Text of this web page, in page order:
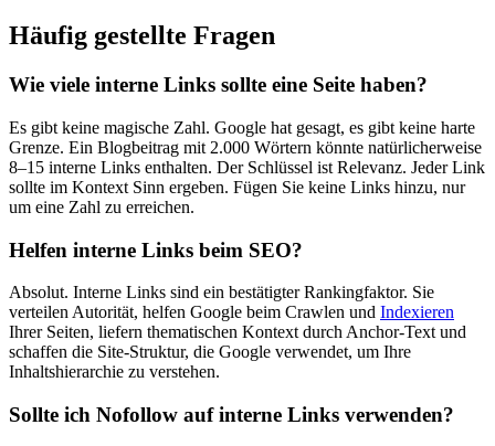
Häufig gestellte Fragen
Wie viele interne Links sollte eine Seite haben?
Es gibt keine magische Zahl. Google hat gesagt, es gibt keine harte
Grenze. Ein Blogbeitrag mit 2.000 Wörtern könnte natürlicherweise
8–15 interne Links enthalten. Der Schlüssel ist Relevanz. Jeder Link
sollte im Kontext Sinn ergeben. Fügen Sie keine Links hinzu, nur
um eine Zahl zu erreichen.
Helfen interne Links beim SEO?
Absolut. Interne Links sind ein bestätigter Rankingfaktor. Sie
verteilen Autorität, helfen Google beim Crawlen und Indexieren
Ihrer Seiten, liefern thematischen Kontext durch Anchor-Text und
schaffen die Site-Struktur, die Google verwendet, um Ihre
Inhaltshierarchie zu verstehen.
Sollte ich Nofollow auf interne Links verwenden?